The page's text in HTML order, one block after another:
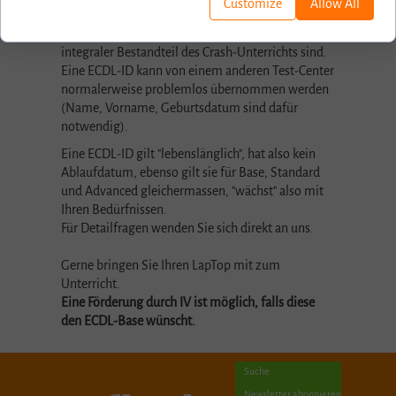
Eine ECDL-ID gilt "lebenslänglich", hat also kein
Ablaufdatum, ebenso gilt sie für Base, Standard
und Advanced gleichermassen, "wächst" also mit
Ihren Bedürfnissen.
Für Detailfragen wenden Sie sich direkt an uns.
Gerne bringen Sie Ihren LapTop mit zum
Unterricht.
Eine Förderung durch IV ist möglich, falls diese
den ECDL-Base wünscht.
Je 1 ECDL-Diagnosetest pro Modul
ist in den
integraler Bestandteil des Crash-Unterrichts sind.
Eine ECDL-ID kann von einem anderen Test-Center
normalerweise problemlos übernommen werden
(Name, Vorname, Geburtsdatum sind dafür
notwendig).
Suche
Customize Allow All